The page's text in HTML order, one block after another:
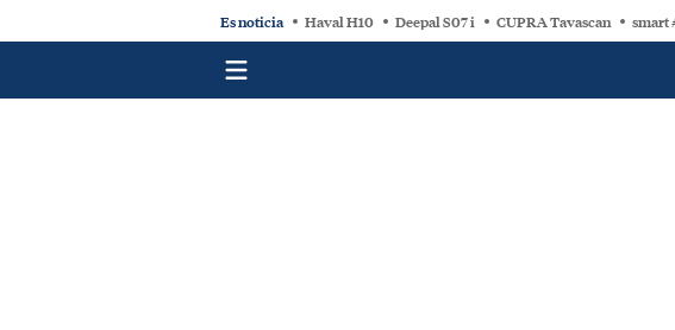
Es noticia Haval H10 Deepal S07 i CUPRA Tavascan smart